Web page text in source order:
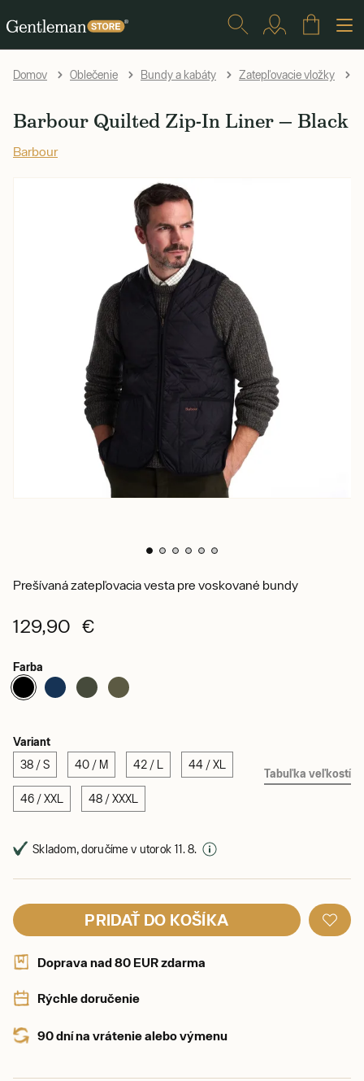
Domov Oblečenie Bundy a kabáty Zatepľovacie vložky
Barbour Quilted Zip-In Liner — Black
Barbour
Prešívaná zatepľovacia vesta pre voskované bundy
129,90 €
Farba
Variant
38 / S 40 / M 42 / L 44 / XL
46 / XXL 48 / XXXL
Tabuľka veľkostí
Skladom, doručíme v utorok 11. 8.
PRIDAŤ DO KOŠÍKA
Doprava nad 80 EUR zdarma
Rýchle doručenie
90 dní na vrátenie alebo výmenu